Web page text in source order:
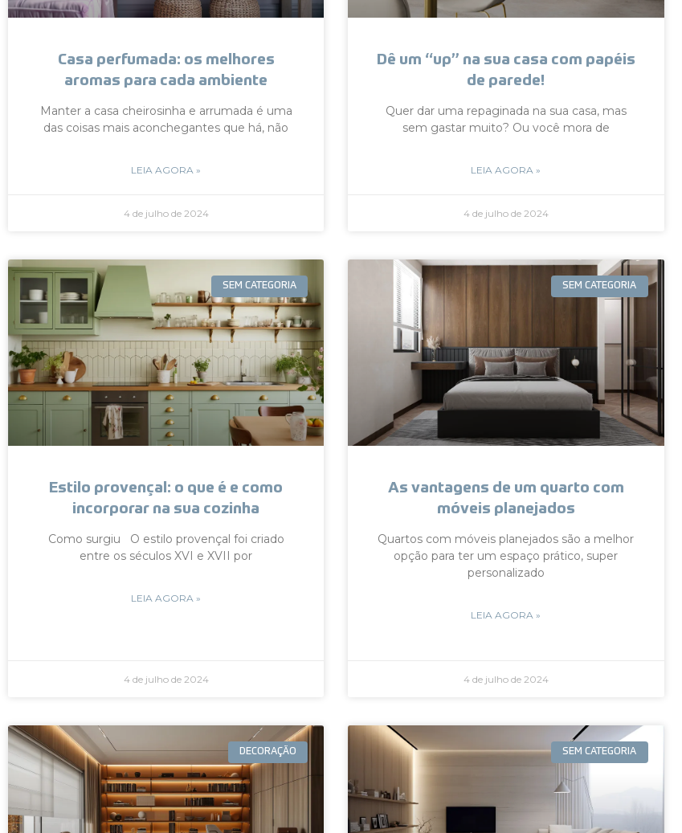
Casa perfumada: os melhores
aromas para cada ambiente
Manter a casa cheirosinha e arrumada é uma
das coisas mais aconchegantes que há, não
LEIA AGORA »
4 de julho de 2024
Dê um “up” na sua casa com papéis
de parede!
Quer dar uma repaginada na sua casa, mas
sem gastar muito? Ou você mora de
LEIA AGORA »
4 de julho de 2024
SEM CATEGORIA
Estilo provençal: o que é e como
incorporar na sua cozinha
Como surgiu O estilo provençal foi criado
entre os séculos XVI e XVII por
LEIA AGORA »
4 de julho de 2024
SEM CATEGORIA
As vantagens de um quarto com
móveis planejados
Quartos com móveis planejados são a melhor
opção para ter um espaço prático, super
personalizado
LEIA AGORA »
4 de julho de 2024
DECORAÇÃO SEM CATEGORIA